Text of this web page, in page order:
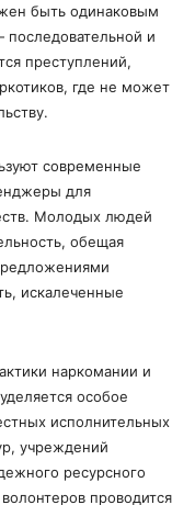
быть одинаковым
последовательной и
преступлений,
где не может
современные
для
Молодых людей
обещая
искалеченные
наркомании и
особое
исполнительных
учреждений
ресурсного
проводится